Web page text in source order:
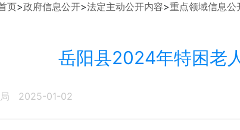
页>政府信息公开>法定主动公开内容>重点领域信息公
岳阳县2024年特困老
2025-01-02